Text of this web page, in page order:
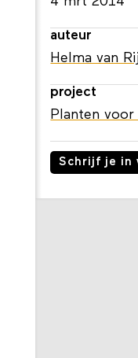
auteur
Helma van
project
Planten
Schrijf je in